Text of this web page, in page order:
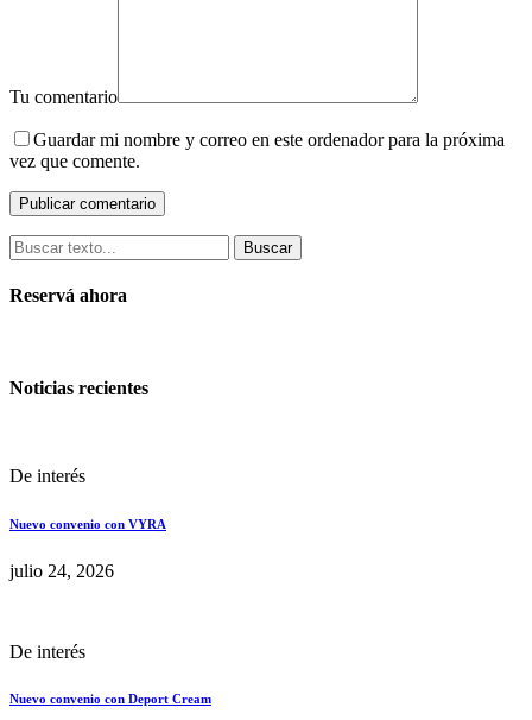
Tu comentario
Guardar mi nombre y correo en este ordenador para la próxima
vez que comente.
Buscar
Reservá ahora
Noticias recientes
De interés
Nuevo convenio con VYRA
julio 24, 2026
De interés
Nuevo convenio con Deport Cream